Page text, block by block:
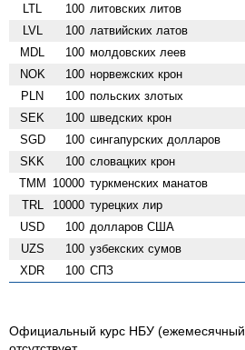
LTL 100 литовских литов
LVL 100 латвийских латов
MDL 100 молдовских леев
NOK 100 норвежских крон
PLN 100 польских злотых
SEK 100 шведских крон
SGD 100 сингапурских долларов
SKK 100 словацких крон
TMM 10000 туркменских манатов
TRL 10000 турецких лир
USD 100 долларов США
UZS 100 узбекских сумов
XDR 100 СПЗ
Официальный курс НБУ